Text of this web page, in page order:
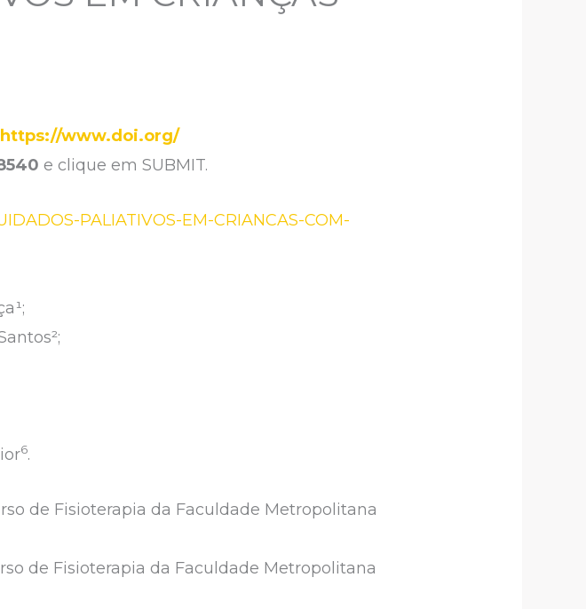
https://www.doi.org/
e clique em SUBMIT.
PALIATIVOS-EM-CRIANCAS-COM-
6.
de Fisioterapia da Faculdade Metropolitana
de Fisioterapia da Faculdade Metropolitana